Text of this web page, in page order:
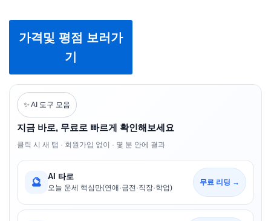
가격및 평점 보러가
기
✨ AI 도구 모음
지금 바로, 무료로 빠르게 확인해보세요
클릭 시 새 탭 · 회원가입 없이 · 몇 분 안에 결과
🔮 AI 타로
오늘 운세 핵심만(연애·금전·직장·학업)
무료 리딩 →